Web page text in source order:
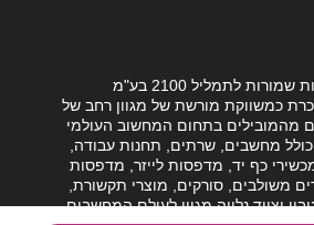
לתמליל 2100 בע"מ
כמשווקת מורשת של מגוון רחב של
מהמובילים בתחום המחשוב העולמי
מחשבים, שרתים, תחנות עבודה,
כף יד, מדפסות לייזר, מדפסות
משולבים, סורקים, מוצרי תקשורת,
וציוד נלווה מגוון לעולם המחשבים.